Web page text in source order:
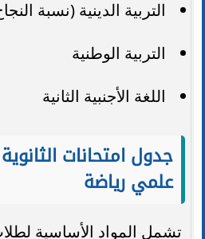
التربية الدينية (نسبة النجاح
التربية الوطنية
اللغة الأجنبية الثانية
علمي رياضة
تشمل المواد الأساسية